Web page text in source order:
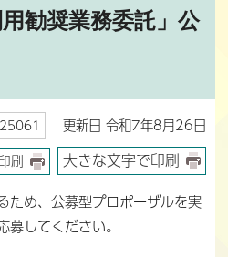
勧奨業務委託」公
更新日 令和7年8月26日
印刷 大きな文字で印刷
ため、公募型プロポーザルを実
してください。